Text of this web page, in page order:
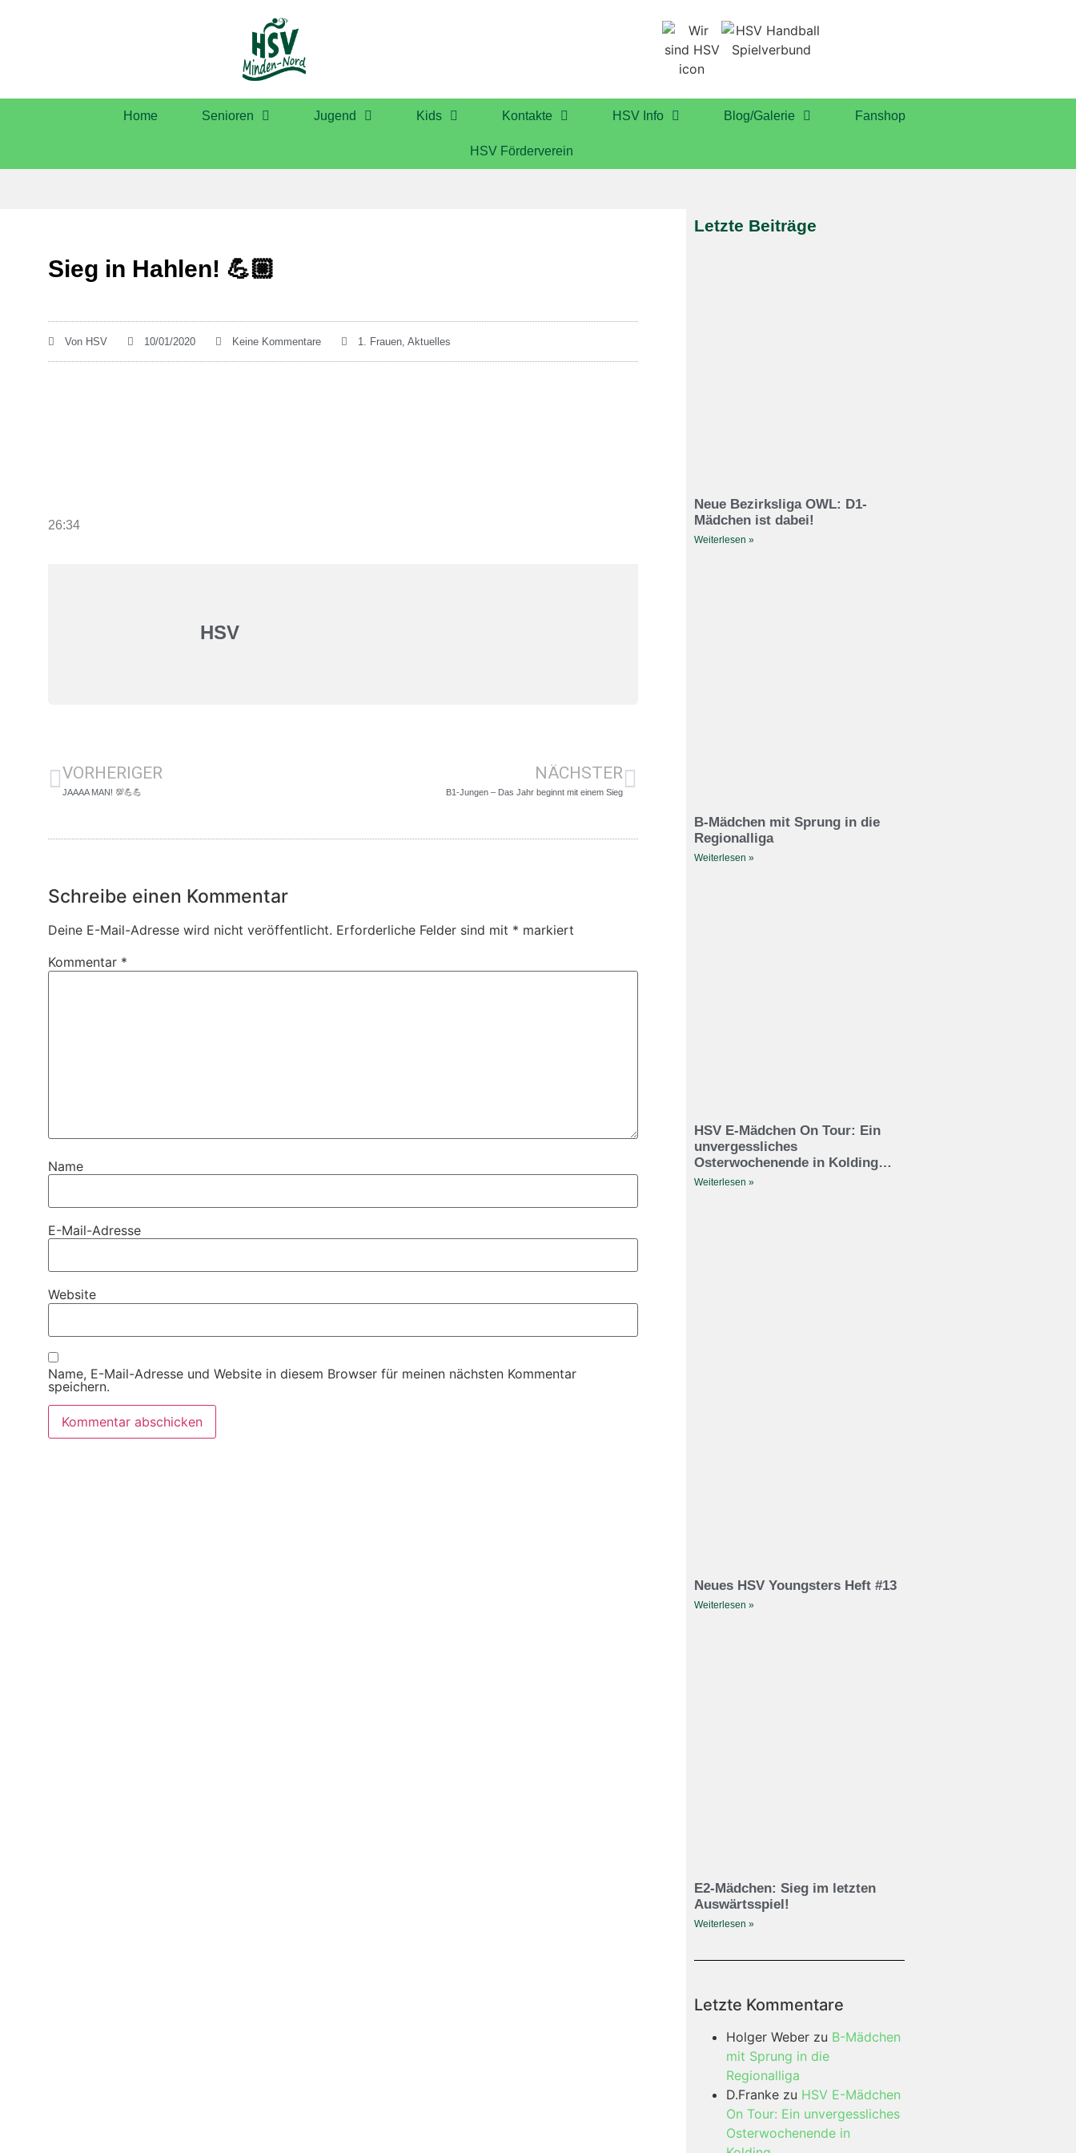
Home Senioren Jugend Kids Kontakte HSV Info Blog/Galerie Fanshop
HSV Förderverein
Sieg in Hahlen! 💪🏼
Von HSV 10/01/2020 Keine Kommentare 1. Frauen, Aktuelles
26:34
HSV
VORHERIGER
JAAAA MAN! 💯💪💪
NÄCHSTER
B1-Jungen – Das Jahr beginnt mit einem Sieg
Schreibe einen Kommentar
Deine E-Mail-Adresse wird nicht veröffentlicht. Erforderliche Felder sind mit * markiert
Kommentar *
Name
E-Mail-Adresse
Website
Name, E-Mail-Adresse und Website in diesem Browser für meinen nächsten Kommentar
speichern.
Letzte Beiträge
Neue Bezirksliga OWL: D1-
Mädchen ist dabei!
Weiterlesen »
B-Mädchen mit Sprung in die
Regionalliga
Weiterlesen »
HSV E-Mädchen On Tour: Ein
unvergessliches
Osterwochenende in Kolding…
Weiterlesen »
Neues HSV Youngsters Heft #13
Weiterlesen »
E2-Mädchen: Sieg im letzten
Auswärtsspiel!
Weiterlesen »
Letzte Kommentare
Holger Weberzu B-Mädchen
mit Sprung in die
Regionalliga
D.Frankezu HSV E-Mädchen
On Tour: Ein unvergessliches
Osterwochenende in